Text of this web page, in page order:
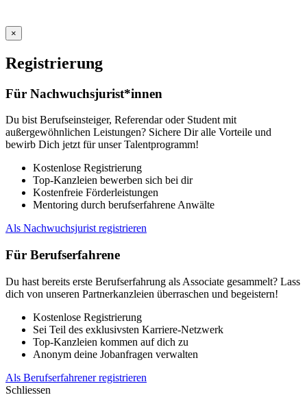
×
Registrierung
Für Nachwuchsjurist*innen
Du bist Berufseinsteiger, Referendar oder Student mit
außergewöhnlichen Leistungen? Sichere Dir alle Vorteile und
bewirb Dich jetzt für unser Talentprogramm!
Kostenlose Registrierung
Top-Kanzleien bewerben sich bei dir
Kostenfreie Förderleistungen
Mentoring durch berufserfahrene Anwälte
Als Nachwuchsjurist registrieren
Für Berufserfahrene
Du hast bereits erste Berufserfahrung als Associate gesammelt? Lass
dich von unseren Partnerkanzleien überraschen und begeistern!
Kostenlose Registrierung
Sei Teil des exklusivsten Karriere-Netzwerk
Top-Kanzleien kommen auf dich zu
Anonym deine Jobanfragen verwalten
Als Berufserfahrener registrieren
Schliessen